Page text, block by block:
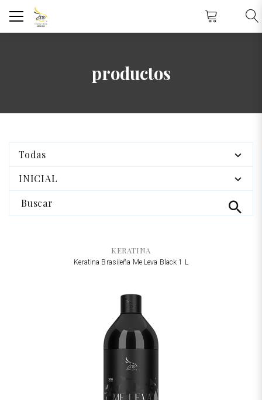
productos
Todas
INICIAL
Buscar
KERATINA
Keratina Brasileña Me Leva Black 1 L